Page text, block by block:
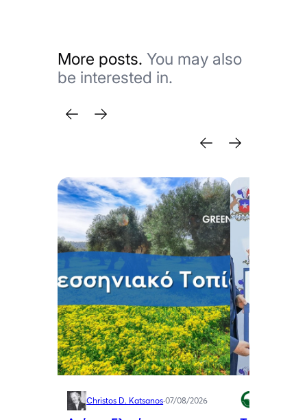
More posts.You may also
be interested in.
Christos D. Katsanos·07/08/2026